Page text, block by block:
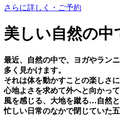
さらに詳しく・ご予約
美しい⾃然の中
最近、⾃然の中で、ヨガやラン
多く⾒かけます。
それは体を動かすことの楽しさ
⼼地よさを求めて外へと向かって
⾵を感じる、⼤地を蹴る…⾃然と
忙しい⽇常のなかで閉じていた